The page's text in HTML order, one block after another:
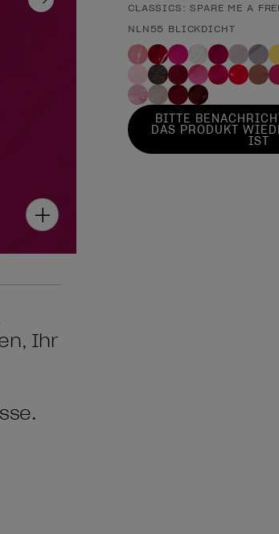
Form des Produkts
CLASSICS: SPARE ME A
NLN55 BLICKDICHT
BITTE
DAS PRODUKT
IST
Ihr